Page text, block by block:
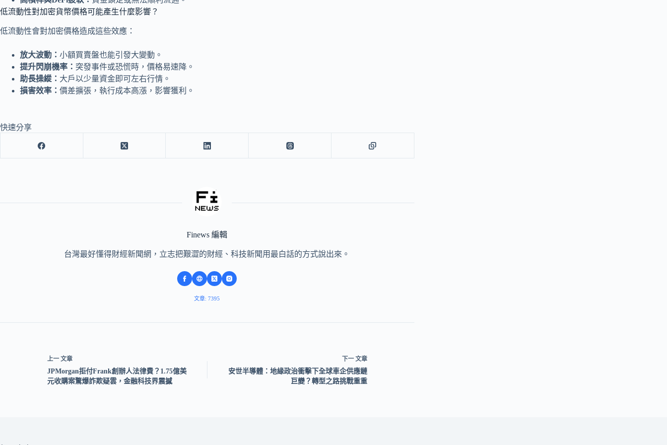
低流動性對加密貨幣價格可能產生什麼影響？
低流動性會對加密價格造成這些效應：
放大波動： 小額買賣盤也能引發大變動。
提升閃崩機率： 突發事件或恐慌時，價格易速降。
助長操縱： 大戶以少量資金即可左右行情。
損害效率： 價差擴張，執行成本高漲，影響獲利。
快速分享
Finews 編輯
台灣最好懂得財經新聞網，立志把艱澀的財經、科技新聞用最白話的方式說出來。
文章: 7395
上一 文章
JPMorgan拒付Frank創辦人法律費？1.75億美
元收購案驚爆詐欺疑雲，金融科技界震撼
下一 文章
安世半導體：地緣政治衝擊下全球車企供應鏈
巨變？轉型之路挑戰重重